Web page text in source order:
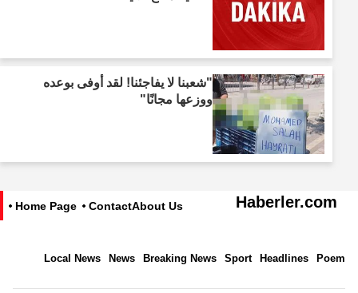
"شعبنا لا يفاجئنا! لقد أوفى بوعده
ووزعها مجانًا"
Haberler.com
About Us
Contact
Home Page
Poem
Headlines
Sport
Breaking News
News
Local News